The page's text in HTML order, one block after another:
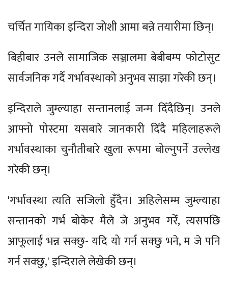
चर्चित गायिका इन्दिरा जोशी आमा बन्ने तयारीमा छिन्।
बिहीबार उनले सामाजिक सञ्जालमा बेबीबम्प फोटोसुट
सार्वजनिक गर्दै गर्भावस्थाको अनुभव साझा गरेकी छन्।
इन्दिराले जुम्ल्याहा सन्तानलाई जन्म दिँदैछिन्। उनले
आफ्नो पोस्टमा यसबारे जानकारी दिँदै महिलाहरूले
गर्भावस्थाका चुनौतीबारे खुला रूपमा बोल्नुपर्ने उल्लेख
गरेकी छन्।
'गर्भावस्था त्यति सजिलो हुँदैन। अहिलेसम्म जुम्ल्याहा
सन्तानको गर्भ बोकेर मैले जे अनुभव गरेँ, त्यसपछि
आफूलाई भन्न सक्छु- यदि यो गर्न सक्छु भने, म जे पनि
गर्न सक्छु,' इन्दिराले लेखेकी छन्।